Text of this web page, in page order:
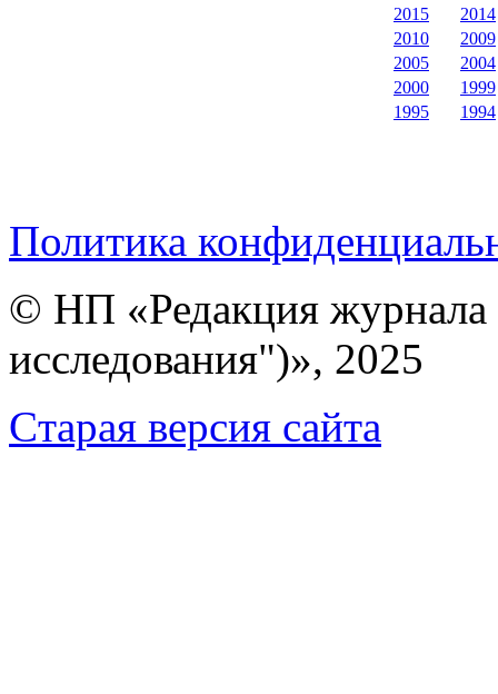
2015
2014
2010
2009
2005
2004
2000
1999
1995
1994
Политика
© НП «Редакция
исследования")», 2025
Cтарая версия сайта